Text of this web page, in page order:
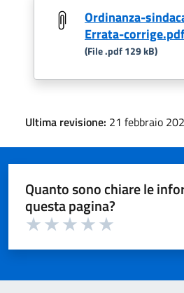
Ordinanza-
Errata-corrige.pdf
(File .pdf 129 kB)
Ultima revisione: 21 febbraio
Quanto sono chiare le
questa pagina?